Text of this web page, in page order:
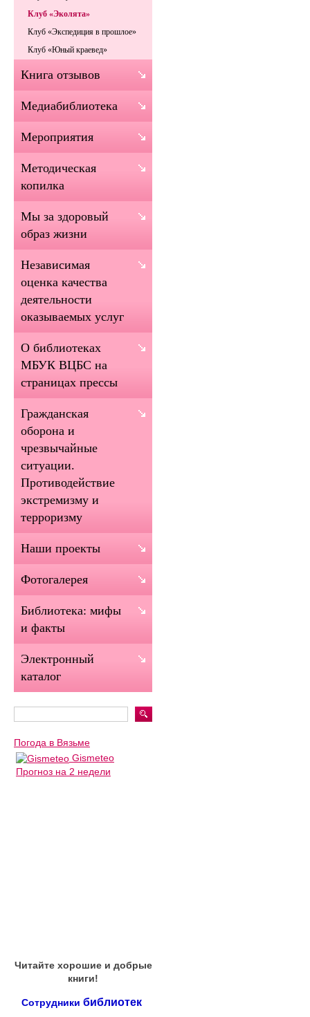
Клуб «Эколята»
Клуб «Экспедиция в прошлое»
Клуб «Юный краевед»
Книга отзывов
Медиабиблиотека
Мероприятия
Методическая
копилка
Мы за здоровый
образ жизни
Независимая
оценка качества
деятельности
оказываемых услуг
О библиотеках
МБУК ВЦБС на
страницах прессы
Гражданская
оборона и
чрезвычайные
ситуации.
Противодействие
экстремизму и
терроризму
Наши проекты
Фотогалерея
Библиотека: мифы
и факты
Электронный
каталог
Погода в Вязьме
Gismeteo
Прогноз на 2 недели
Читайте хорошие и добрые
книги!
Сотрудники библиотек